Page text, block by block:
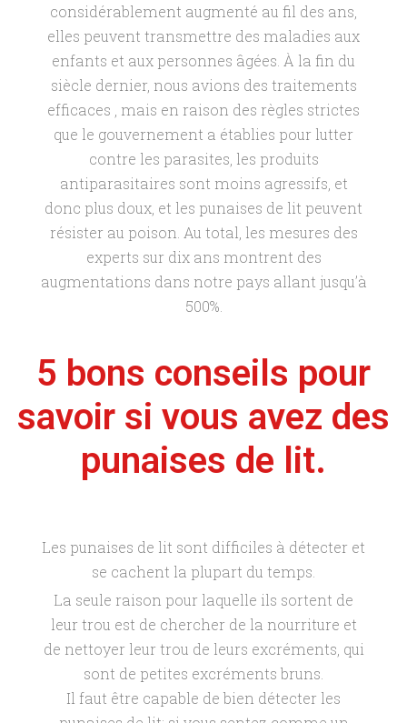
considérablement augmenté au fil des ans,
elles peuvent transmettre des maladies aux
enfants et aux personnes âgées. À la fin du
siècle dernier, nous avions des traitements
efficaces , mais en raison des règles strictes
que le gouvernement a établies pour lutter
contre les parasites, les produits
antiparasitaires sont moins agressifs, et
donc plus doux, et les punaises de lit peuvent
résister au poison. Au total, les mesures des
experts sur dix ans montrent des
augmentations dans notre pays allant jusqu’à
500%.
5 bons conseils pour
savoir si vous avez des
punaises de lit.
Les punaises de lit sont difficiles à détecter et
se cachent la plupart du temps.
La seule raison pour laquelle ils sortent de
leur trou est de chercher de la nourriture et
de nettoyer leur trou de leurs excréments, qui
sont de petites excréments bruns.
Il faut être capable de bien détecter les